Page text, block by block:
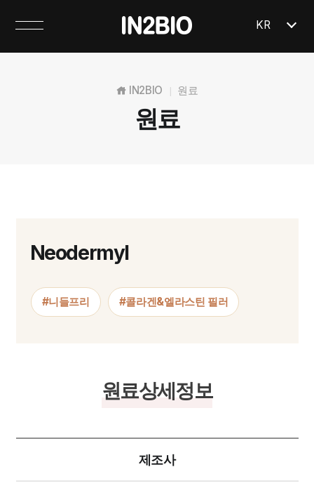
KR
IN2BIO 원료
원료
Neodermyl
#니들프리 #콜라겐&엘라스틴 필러
원료상세정보
제조사